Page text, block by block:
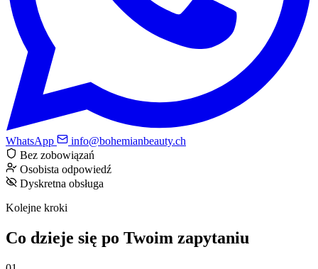
WhatsApp
info@bohemianbeauty.ch
Bez zobowiązań
Osobista odpowiedź
Dyskretna obsługa
Kolejne kroki
Co dzieje się po Twoim zapytaniu